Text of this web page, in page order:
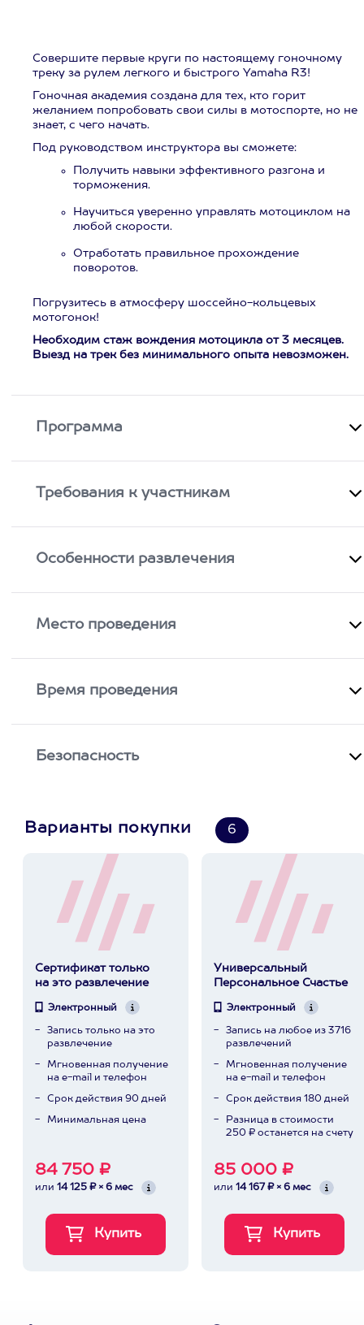
Совершите первые круги по настоящему гоночному
треку за рулем легкого и быстрого Yamaha R3!
Гоночная академия создана для тех, кто горит
желанием попробовать свои силы в мотоспорте, но не
знает, с чего начать.
Под руководством инструктора вы сможете:
Получить навыки эффективного разгона и
торможения.
Научиться уверенно управлять мотоциклом на
любой скорости.
Отработать правильное прохождение
поворотов.
Погрузитесь в атмосферу шоссейно-кольцевых
мотогонок!
Необходим стаж вождения мотоцикла от 3 месяцев.
Выезд на трек без минимального опыта невозможен.
Программа
Требования к участникам
Особенности развлечения
Место проведения
Время проведения
Безопасность
Варианты покупки 6
Сертификат только
на это развлечение
Электронный
Запись только на это
развлечение
Мгновенная получение
на e-mail и телефон
Срок действия 90 дней
Минимальная цена
84 750 ₽
или 14 125 ₽ × 6 мес
Универсальный
Персональное Счастье
Электронный
Запись на любое из 3716
развлечений
Мгновенная получение
на e-mail и телефон
Срок действия 180 дней
Разница в стоимости
250 ₽ останется на счету
85 000 ₽
или 14 167 ₽ × 6 мес